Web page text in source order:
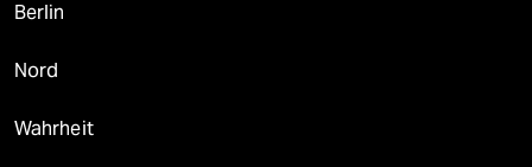
Berlin
Nord
Wahrheit